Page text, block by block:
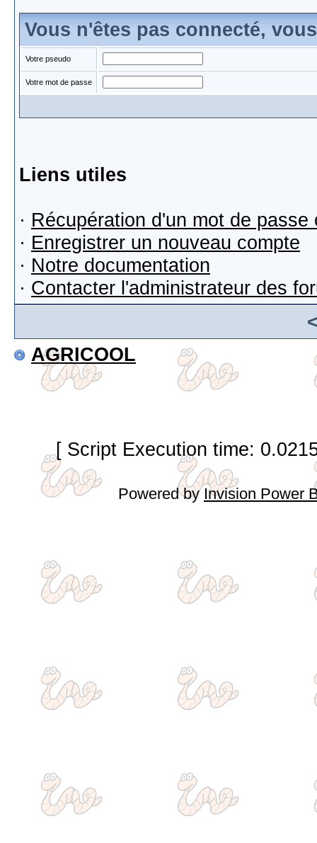
Vous n'êtes pas connecté,
Votre pseudo
Votre mot de passe
Liens utiles
· Récupération d'un mot de passe
· Enregistrer un nouveau compte
· Notre documentation
· Contacter l'administrateur des
AGRICOOL
[ Script Execution time:
Powered byInvision Power